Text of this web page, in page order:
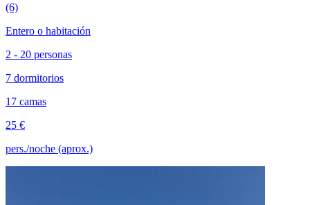
(6)
Entero o habitación
2 - 20 personas
7 dormitorios
17 camas
25 €
pers./noche (aprox.)